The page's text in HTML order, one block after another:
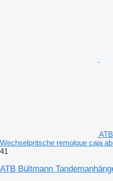
Wechselpritsche remolque caja
41
ATB Bültmann